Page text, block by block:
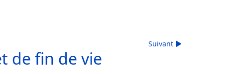
Suivant
de fin de vie